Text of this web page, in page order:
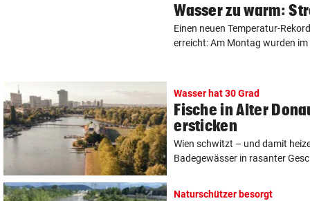
Wasser zu warm:
Einen neuen Temperatur-
erreicht: Am Montag wurden
Wasser hat 30 Grad
Fische in Alter
ersticken
Wien schwitzt – und damit
Badegewässer in rasanter
Naturschützer besorgt